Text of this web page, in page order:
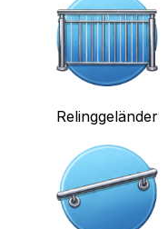
Relinggeländer